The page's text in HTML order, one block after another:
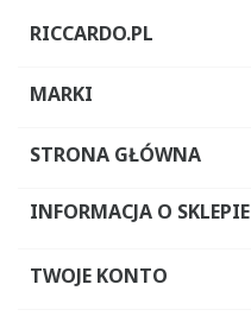
RICCARDO.PL
MARKI
STRONA GŁÓWNA
INFORMACJA O SKLEPIE
TWOJE KONTO